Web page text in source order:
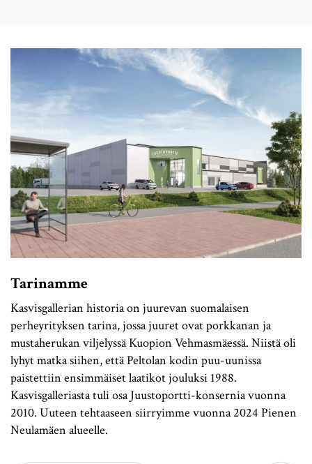
Tarinamme
Kasvisgallerian historia on juurevan suomalaisen
perheyrityksen tarina, jossa juuret ovat porkkanan ja
mustaherukan viljelyssä Kuopion Vehmasmäessä. Niistä oli
lyhyt matka siihen, että Peltolan kodin puu-uunissa
paistettiin ensimmäiset laatikot jouluksi 1988.
Kasvisgalleriasta tuli osa Juustoportti-konsernia vuonna
2010. Uuteen tehtaaseen siirryimme vuonna 2024 Pienen
Neulamäen alueelle.